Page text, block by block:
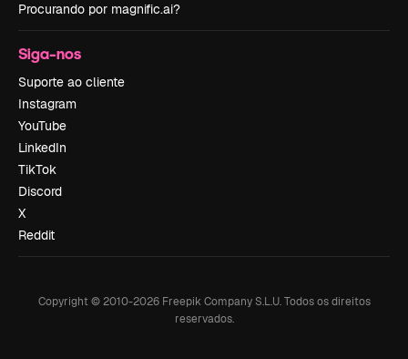
Procurando por magnific.ai?
Siga-nos
Suporte ao cliente
Instagram
YouTube
LinkedIn
TikTok
Discord
X
Reddit
Copyright © 2010-2026Freepik Company S.L.U. Todos os direitos
reservados.